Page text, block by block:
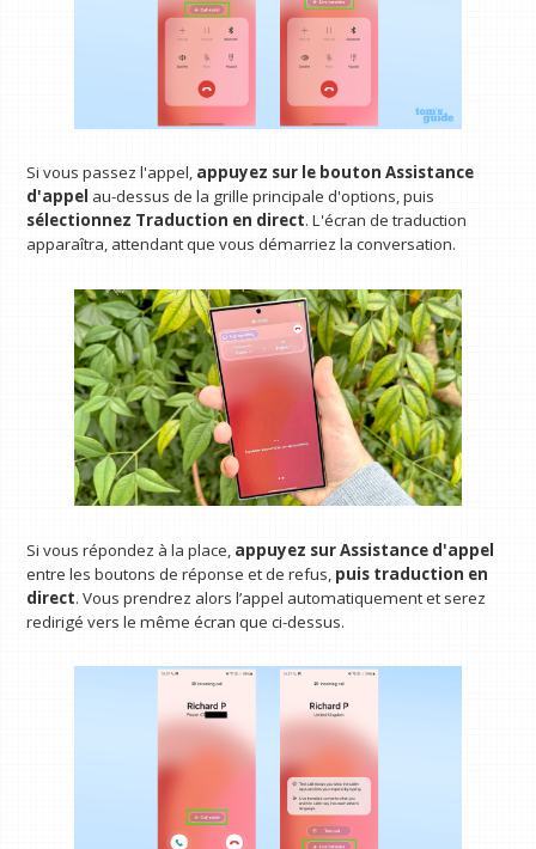
Si vous passez l'appel, appuyez sur le bouton Assistance
d'appel au-dessus de la grille principale d'options, puis
sélectionnez Traduction en direct. L'écran de traduction
apparaîtra, attendant que vous démarriez la conversation.
Si vous répondez à la place, appuyez sur Assistance d'appel
entre les boutons de réponse et de refus, puis traduction en
direct. Vous prendrez alors l’appel automatiquement et serez
redirigé vers le même écran que ci-dessus.